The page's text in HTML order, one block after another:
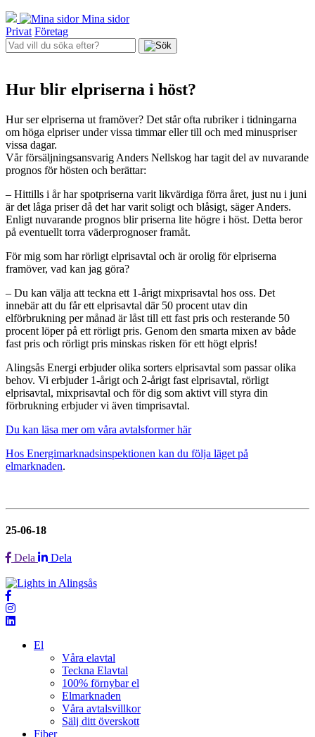
Mina sidor
Privat Företag
Hur blir elpriserna i höst?
Hur ser elpriserna ut framöver? Det står ofta rubriker i tidningarna
om höga elpriser under vissa timmar eller till och med minuspriser
vissa dagar.
Vår försäljningsansvarig Anders Nellskog har tagit del av nuvarande
prognos för hösten och berättar:
– Hittills i år har spotpriserna varit likvärdiga förra året, just nu i juni
är det låga priser då det har varit soligt och blåsigt, säger Anders.
Enligt nuvarande prognos blir priserna lite högre i höst. Detta beror
på eventuellt torra väderprognoser framåt.
För mig som har rörligt elprisavtal och är orolig för elpriserna
framöver, vad kan jag göra?
– Du kan välja att teckna ett 1-årigt mixprisavtal hos oss. Det
innebär att du får ett elprisavtal där 50 procent utav din
elförbrukning per månad är låst till ett fast pris och resterande 50
procent löper på ett rörligt pris. Genom den smarta mixen av både
fast pris och rörligt pris minskas risken för ett högt elpris!
Alingsås Energi erbjuder olika sorters elprisavtal som passar olika
behov. Vi erbjuder 1-årigt och 2-årigt fast elprisavtal, rörligt
elprisavtal, mixprisavtal och för dig som aktivt vill styra din
förbrukning erbjuder vi även timprisavtal.
Du kan läsa mer om våra avtalsformer här
Hos Energimarknadsinspektionen kan du följa läget på
elmarknaden.
25-06-18
Dela Dela
El
Våra elavtal
Teckna Elavtal
100% förnybar el
Elmarknaden
Våra avtalsvillkor
Sälj ditt överskott
Fiber